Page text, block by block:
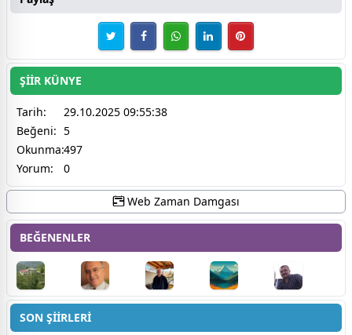
ŞİİR KÜNYE
Tarih:
29.10.2025 09:55:38
Beğeni: 5
Okunma:497
Yorum:
0
Web Zaman Damgası
BEĞENENLER
SON ŞİİRLERİ